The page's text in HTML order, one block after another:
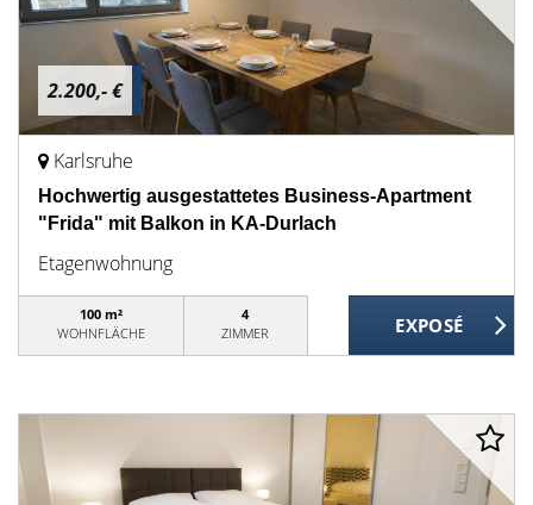
2.200,- €
Karlsruhe
Hochwertig ausgestattetes Business-Apartment
"Frida" mit Balkon in KA-Durlach
Etagenwohnung
100 m²
WOHNFLÄCHE
4
ZIMMER